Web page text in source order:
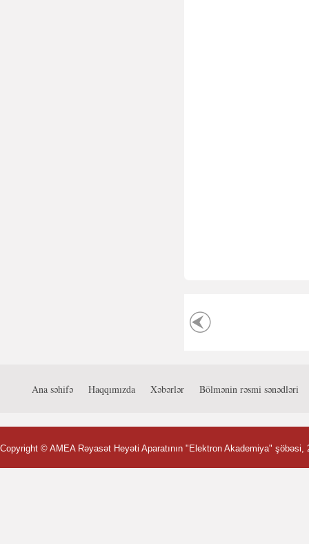
Ana səhifə Haqqımızda Xəbərlər Bölmənin rəsmi sənədləri
Copyright © AMEA Rəyasət Heyəti Aparatının "Elektron Akademiya" şöbəsi,